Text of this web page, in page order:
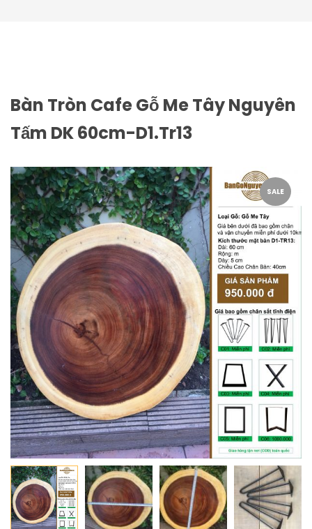
Bàn Tròn Cafe Gỗ Me Tây Nguyên
Tấm DK 60cm-D1.Tr13
SALE